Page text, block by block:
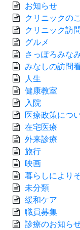
お知らせ
クリニックの
クリニック訪
グルメ
さっぽろみな
みなしの訪問
人生
健康教室
入院
医療政策につ
在宅医療
外来診療
旅行
映画
暮らしにより
未分類
緩和ケア
職員募集
診療のお知ら